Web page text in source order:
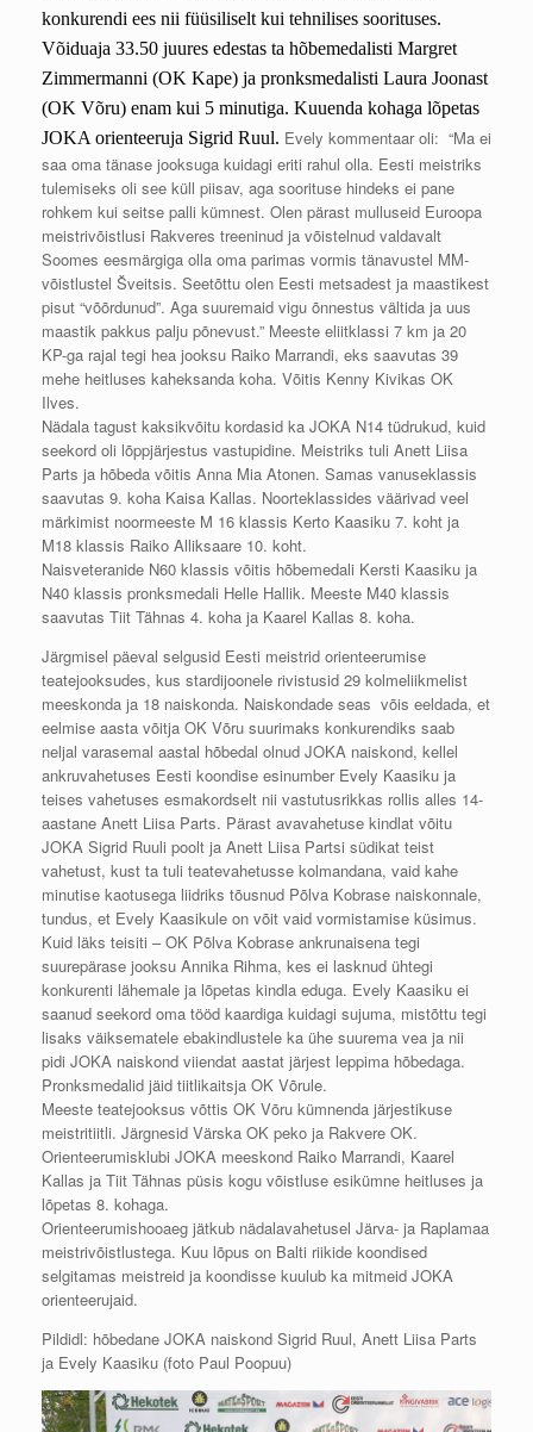
konkurendi ees nii füüsiliselt kui tehnilises soorituses.
Võiduaja 33.50 juures edestas ta hõbemedalisti Margret
Zimmermanni (OK Kape) ja pronksmedalisti Laura Joonast
(OK Võru) enam kui 5 minutiga. Kuuenda kohaga lõpetas
JOKA orienteeruja Sigrid Ruul. Evely kommentaar oli: “Ma ei
saa oma tänase jooksuga kuidagi eriti rahul olla. Eesti meistriks
tulemiseks oli see küll piisav, aga soorituse hindeks ei pane
rohkem kui seitse palli kümnest. Olen pärast mulluseid Euroopa
meistrivõistlusi Rakveres treeninud ja võistelnud valdavalt
Soomes eesmärgiga olla oma parimas vormis tänavustel MM-
võistlustel Šveitsis. Seetõttu olen Eesti metsadest ja maastikest
pisut “võõrdunud”. Aga suuremaid vigu õnnestus vältida ja uus
maastik pakkus palju põnevust.” Meeste eliitklassi 7 km ja 20
KP-ga rajal tegi hea jooksu Raiko Marrandi, eks saavutas 39
mehe heitluses kaheksanda koha. Võitis Kenny Kivikas OK
Ilves.
Nädala tagust kaksikvõitu kordasid ka JOKA N14 tüdrukud, kuid
seekord oli lõppjärjestus vastupidine. Meistriks tuli Anett Liisa
Parts ja hõbeda võitis Anna Mia Atonen. Samas vanuseklassis
saavutas 9. koha Kaisa Kallas. Noorteklassides väärivad veel
märkimist noormeeste M 16 klassis Kerto Kaasiku 7. koht ja
M18 klassis Raiko Alliksaare 10. koht.
Naisveteranide N60 klassis võitis hõbemedali Kersti Kaasiku ja
N40 klassis pronksmedali Helle Hallik. Meeste M40 klassis
saavutas Tiit Tähnas 4. koha ja Kaarel Kallas 8. koha.
Järgmisel päeval selgusid Eesti meistrid orienteerumise
teatejooksudes, kus stardijoonele rivistusid 29 kolmeliikmelist
meeskonda ja 18 naiskonda. Naiskondade seas võis eeldada, et
eelmise aasta võitja OK Võru suurimaks konkurendiks saab
neljal varasemal aastal hõbedal olnud JOKA naiskond, kellel
ankruvahetuses Eesti koondise esinumber Evely Kaasiku ja
teises vahetuses esmakordselt nii vastutusrikkas rollis alles 14-
aastane Anett Liisa Parts. Pärast avavahetuse kindlat võitu
JOKA Sigrid Ruuli poolt ja Anett Liisa Partsi südikat teist
vahetust, kust ta tuli teatevahetusse kolmandana, vaid kahe
minutise kaotusega liidriks tõusnud Põlva Kobrase naiskonnale,
tundus, et Evely Kaasikule on võit vaid vormistamise küsimus.
Kuid läks teisiti – OK Põlva Kobrase ankrunaisena tegi
suurepärase jooksu Annika Rihma, kes ei lasknud ühtegi
konkurenti lähemale ja lõpetas kindla eduga. Evely Kaasiku ei
saanud seekord oma tööd kaardiga kuidagi sujuma, mistõttu tegi
lisaks väiksematele ebakindlustele ka ühe suurema vea ja nii
pidi JOKA naiskond viiendat aastat järjest leppima hõbedaga.
Pronksmedalid jäid tiitlikaitsja OK Võrule.
Meeste teatejooksus võttis OK Võru kümnenda järjestikuse
meistritiitli. Järgnesid Värska OK peko ja Rakvere OK.
Orienteerumisklubi JOKA meeskond Raiko Marrandi, Kaarel
Kallas ja Tiit Tähnas püsis kogu võistluse esikümne heitluses ja
lõpetas 8. kohaga.
Orienteerumishooaeg jätkub nädalavahetusel Järva- ja Raplamaa
meistrivõistlustega. Kuu lõpus on Balti riikide koondised
selgitamas meistreid ja koondisse kuulub ka mitmeid JOKA
orienteerujaid.
Pildidl: hõbedane JOKA naiskond Sigrid Ruul, Anett Liisa Parts
ja Evely Kaasiku (foto Paul Poopuu)